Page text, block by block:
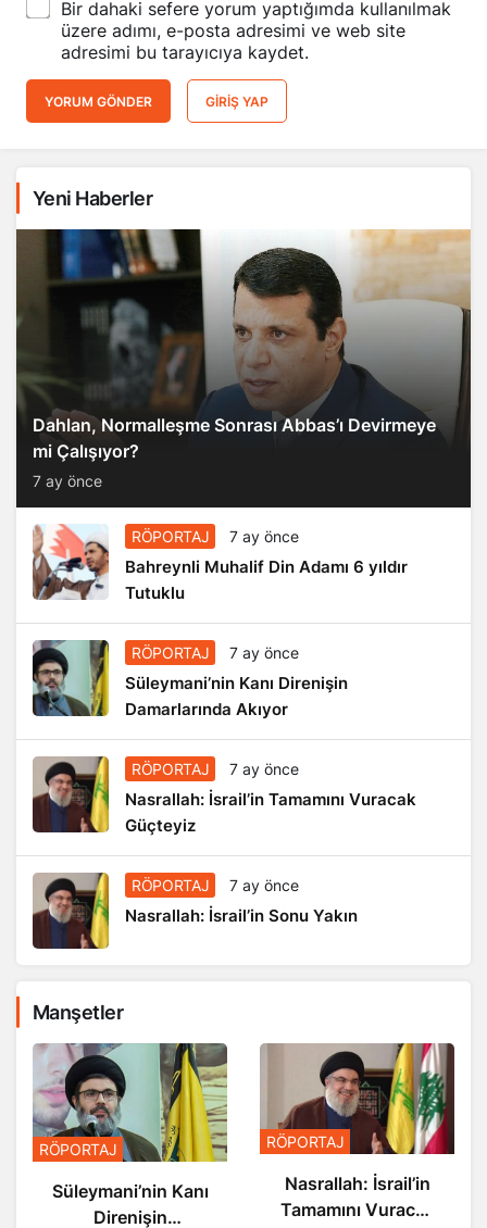
Bir dahaki sefere yorum yaptığımda kullanılmak
üzere adımı, e-posta adresimi ve web site
adresimi bu tarayıcıya kaydet.
YORUM GÖNDER GIRIŞ YAP
Yeni Haberler
Dahlan, Normalleşme Sonrası Abbas’ı Devirmeye
mi Çalışıyor?
7 ay önce
RÖPORTAJ 7 ay önce
Bahreynli Muhalif Din Adamı 6 yıldır
Tutuklu
RÖPORTAJ 7 ay önce
Süleymani’nin Kanı Direnişin
Damarlarında Akıyor
RÖPORTAJ 7 ay önce
Nasrallah: İsrail’in Tamamını Vuracak
Güçteyiz
RÖPORTAJ 7 ay önce
Nasrallah: İsrail’in Sonu Yakın
Manşetler
RÖPORTAJ
Süleymani’nin Kanı
Direnişin
RÖPORTAJ
Nasrallah: İsrail’in
Tamamını Vuracak